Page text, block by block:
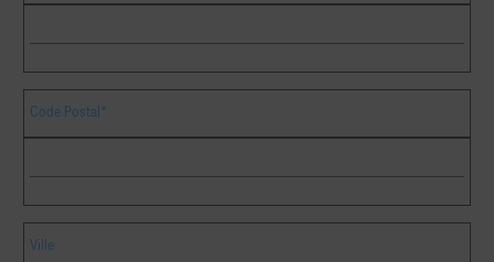
Code Postal*
Ville